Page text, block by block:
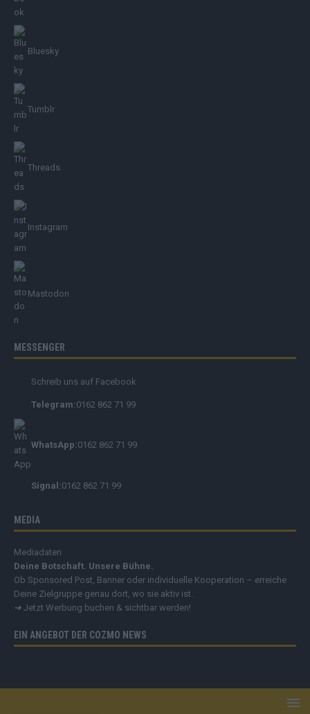
Bluesky
Tumblr
Threads
Instagram
Mastodon
MESSENGER
Schreib uns auf Facebook
Telegram:0162 862 71 99
WhatsApp:0162 862 71 99
Signal:0162 862 71 99
MEDIA
Mediadaten
Deine Botschaft. Unsere Bühne.
Ob Sponsored Post, Banner oder individuelle Kooperation – erreiche
Deine Zielgruppe genau dort, wo sie aktiv ist.
➔ Jetzt Werbung buchen & sichtbar werden!
EIN ANGEBOT DER COZMO NEWS